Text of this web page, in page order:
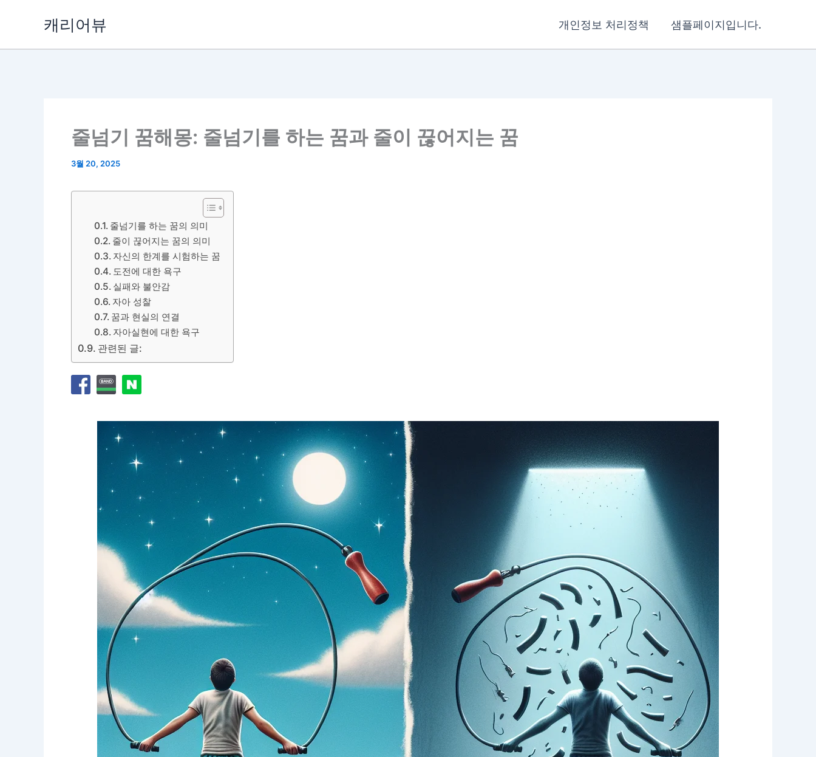
캐리어뷰 개인정보 처리정책 샘플페이지입니다.
줄넘기 꿈해몽: 줄넘기를 하는 꿈과 줄이 끊어지는 꿈
3월 20, 2025
줄넘기를 하는 꿈의 의미
줄이 끊어지는 꿈의 의미
자신의 한계를 시험하는 꿈
도전에 대한 욕구
실패와 불안감
자아 성찰
꿈과 현실의 연결
자아실현에 대한 욕구
관련된 글: